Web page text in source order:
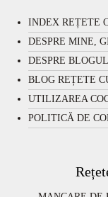
INDEX REȚETE
DESPRE MINE,
DESPRE
BLOG REȚETE
UTILIZAREA
POLITICĂ DE